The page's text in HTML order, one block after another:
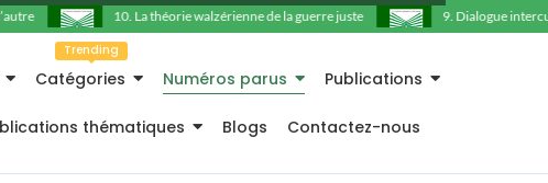
10. La théorie walzérienne de la guerre juste 9. Dialogue
Catégories
Trending
Numéros parus Publications
thématiques Blogs Contactez-nous